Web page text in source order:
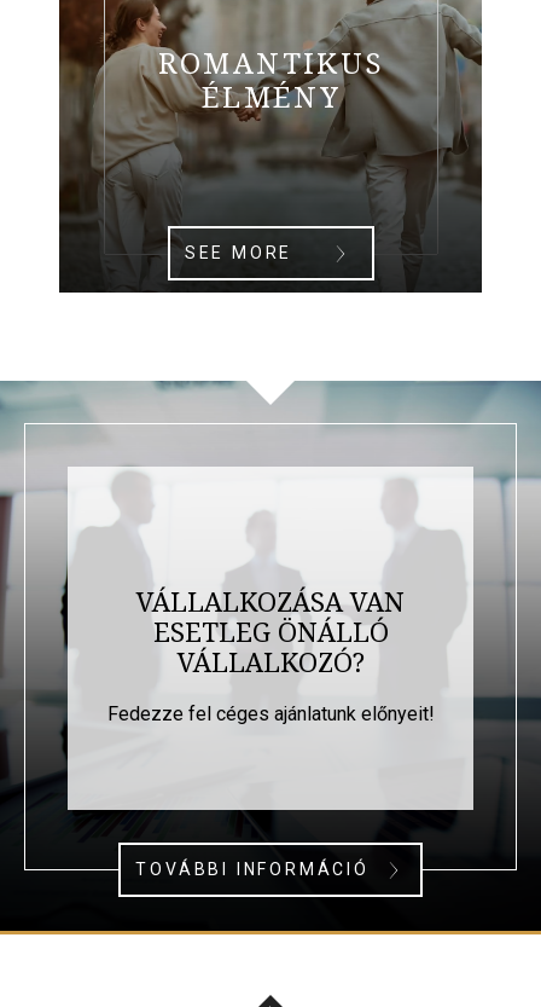
ROMANTIKUS
ÉLMÉNY
SEE MORE
VÁLLALKOZÁSA VAN
ESETLEG ÖNÁLLÓ
VÁLLALKOZÓ?
Fedezze fel céges ajánlatunk előnyeit!
TOVÁBBI INFORMÁCIÓ